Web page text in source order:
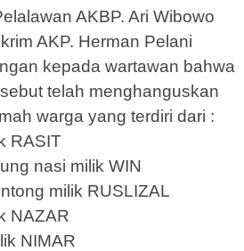
AKBP. Ari Wibowo
AKP. Herman Pelani
kepada wartawan bahwa
telah menghanguskan
warga yang terdiri dari :
RASIT
nasi milik WIN
milik RUSLIZAL
NAZAR
NIMAR